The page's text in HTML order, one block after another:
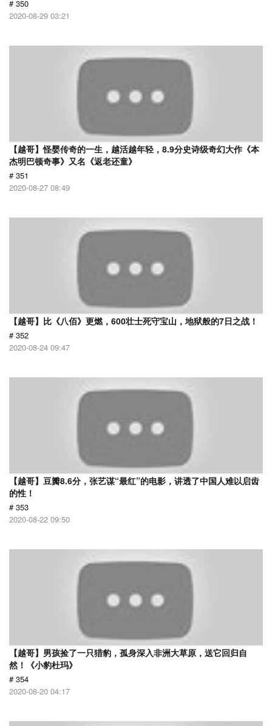
# 350
2020-08-29 03:21
【越哥】怪婴传奇的一生，越活越年轻，8.9分史诗级奇幻大作《本
杰明巴顿奇事》又名《返老还童》
# 351
2020-08-27 08:49
【越哥】比《八佰》更燃，600壮士死守宝山，地狱般的7日之战！
# 352
2020-08-24 09:47
【越哥】豆瓣8.6分，张艺谋“最红”的电影，讲透了中国人难以启齿
的性！
# 353
2020-08-22 09:50
【越哥】男孩捡了一只猎豹，孤身深入非洲大草原，送它回归自
然！《小豹杜玛》
# 354
2020-08-20 04:17